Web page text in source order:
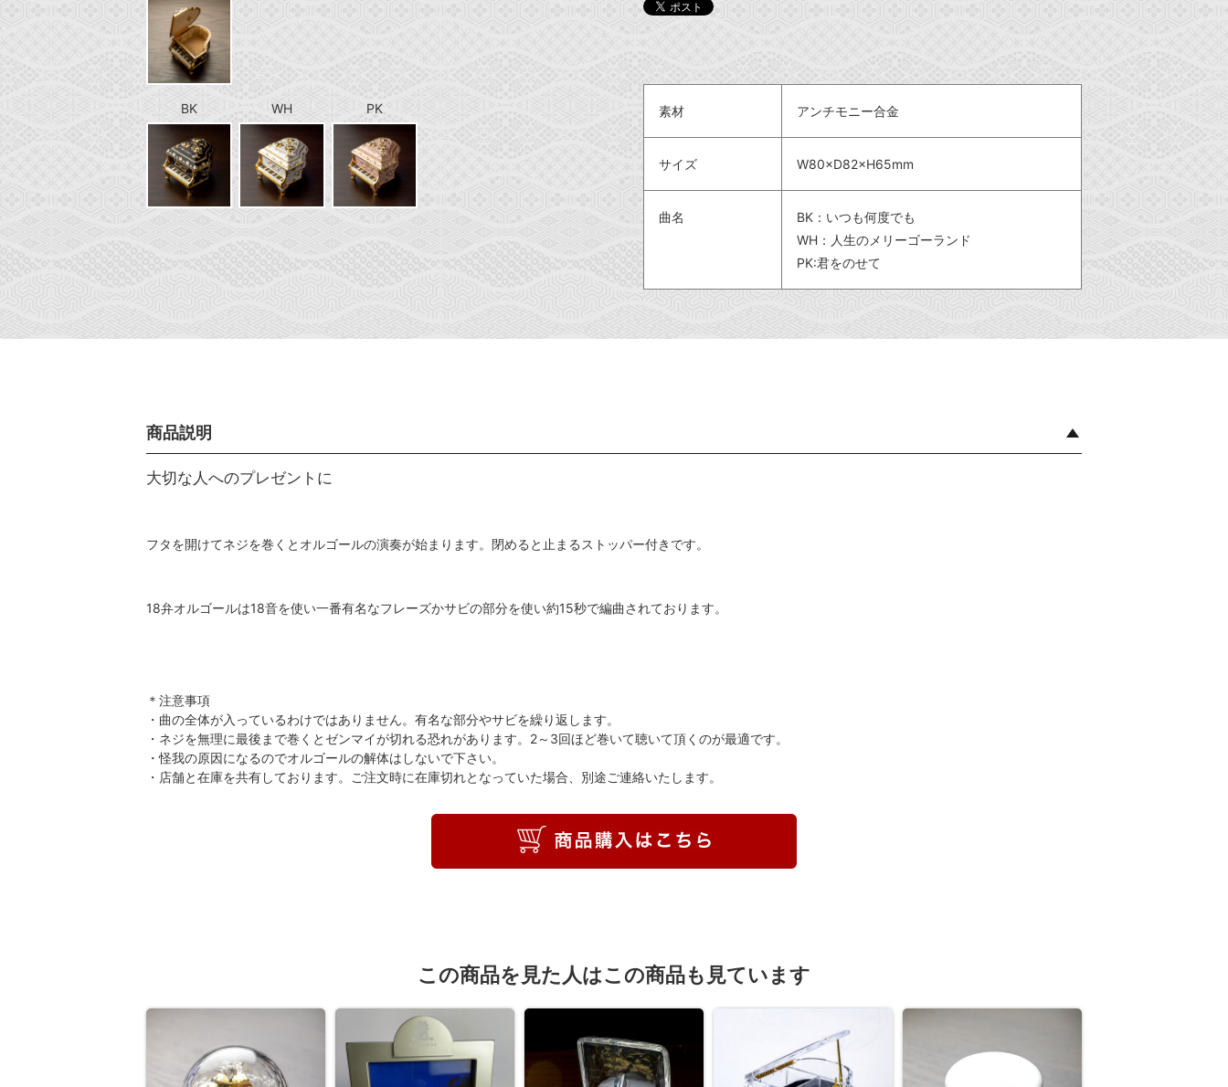
素材 アンチモニー合金
サイズ W80×D82×H65mm
曲名
BK：いつも何度でも
WH：人生のメリーゴーランド
PK:君をのせて
BK WH PK
商品説明
大切な人へのプレゼントに
フタを開けてネジを巻くとオルゴールの演奏が始まります。閉めると止まるストッパー付きです。
18弁オルゴールは18音を使い一番有名なフレーズかサビの部分を使い約15秒で編曲されております。
＊注意事項
・曲の全体が入っているわけではありません。有名な部分やサビを繰り返します。
・ネジを無理に最後まで巻くとゼンマイが切れる恐れがあります。2～3回ほど巻いて聴いて頂くのが最適です。
・怪我の原因になるのでオルゴールの解体はしないで下さい。
・店舗と在庫を共有しております。ご注文時に在庫切れとなっていた場合、別途ご連絡いたします。
この商品を見た人はこの商品も見ています